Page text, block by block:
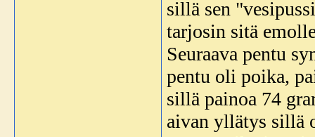
sillä sen
tarjosin sitä
Seuraava pentu
pentu oli poika,
sillä painoa 74
aivan yllätys sillä